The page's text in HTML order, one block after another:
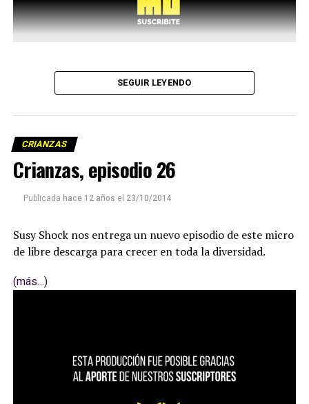
SEGUIR LEYENDO
CRIANZAS
Crianzas, episodio 26
Publicada hace 12 años el 23/10/2014
Susy Shock nos entrega un nuevo episodio de este micro
de libre descarga para crecer en toda la diversidad.
(más…)